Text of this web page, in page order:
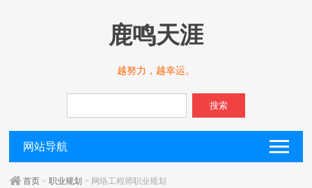
鹿鸣天涯
越努力，越幸运。
搜索
网站导航
首页 >职业规划 > 网络工程师职业规划